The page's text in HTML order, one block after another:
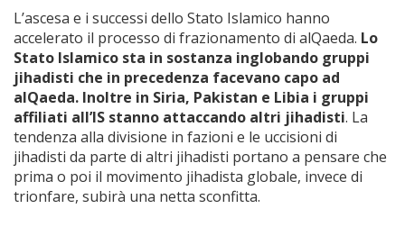
L’ascesa e i successi dello Stato Islamico hanno
accelerato il processo di frazionamento di alQaeda. Lo
Stato Islamico sta in sostanza inglobando gruppi
jihadisti che in precedenza facevano capo ad
alQaeda. Inoltre in Siria, Pakistan e Libia i gruppi
affiliati all’IS stanno attaccando altri jihadisti. La
tendenza alla divisione in fazioni e le uccisioni di
jihadisti da parte di altri jihadisti portano a pensare che
prima o poi il movimento jihadista globale, invece di
trionfare, subirà una netta sconfitta.